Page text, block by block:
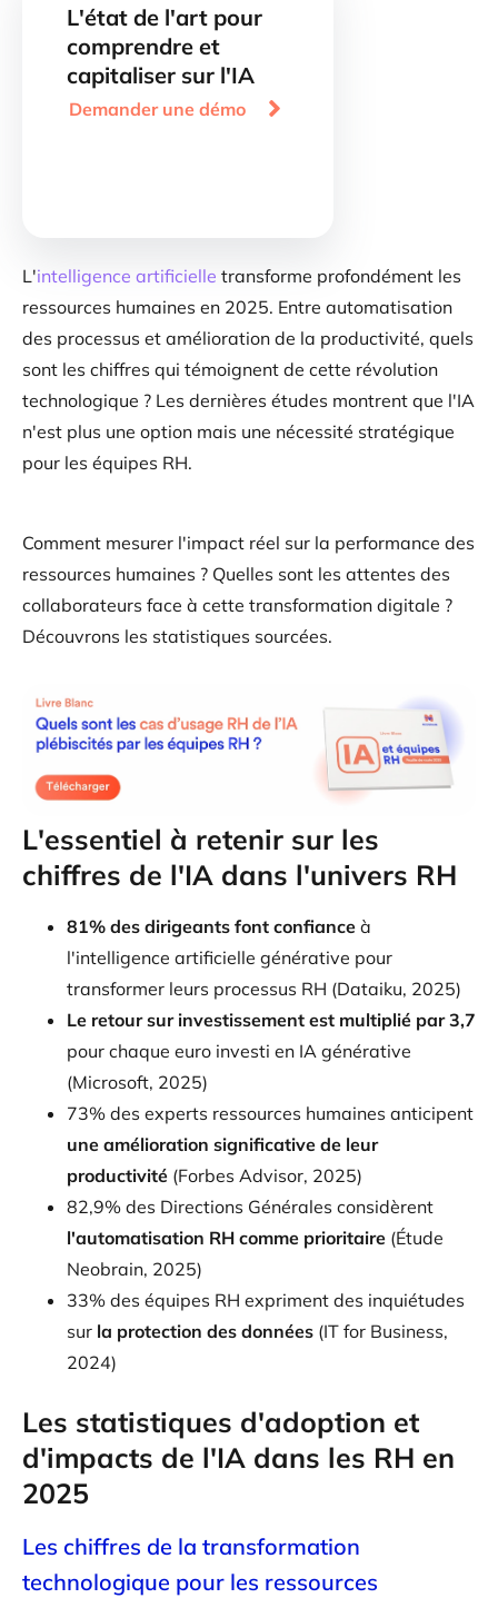
L'état de l'art pour
comprendre et
capitaliser sur l'IA
Demander une démo 
L'intelligence artificielle transforme profondément les
ressources humaines en 2025. Entre automatisation
des processus et amélioration de la productivité, quels
sont les chiffres qui témoignent de cette révolution
technologique ? Les dernières études montrent que l'IA
n'est plus une option mais une nécessité stratégique
pour les équipes RH.
Comment mesurer l'impact réel sur la performance des
ressources humaines ? Quelles sont les attentes des
collaborateurs face à cette transformation digitale ?
Découvrons les statistiques sourcées.
L'essentiel à retenir sur les
chiffres de l'IA dans l'univers RH
81% des dirigeants font confiance à
l'intelligence artificielle générative pour
transformer leurs processus RH (Dataiku, 2025)
Le retour sur investissement est multiplié par 3,7
pour chaque euro investi en IA générative
(Microsoft, 2025)
73% des experts ressources humaines anticipent
une amélioration significative de leur
productivité (Forbes Advisor, 2025)
82,9% des Directions Générales considèrent
l'automatisation RH comme prioritaire (Étude
Neobrain, 2025)
33% des équipes RH expriment des inquiétudes
sur la protection des données (IT for Business,
2024)
Les statistiques d'adoption et
d'impacts de l'IA dans les RH en
2025
Les chiffres de la transformation
technologique pour les ressources